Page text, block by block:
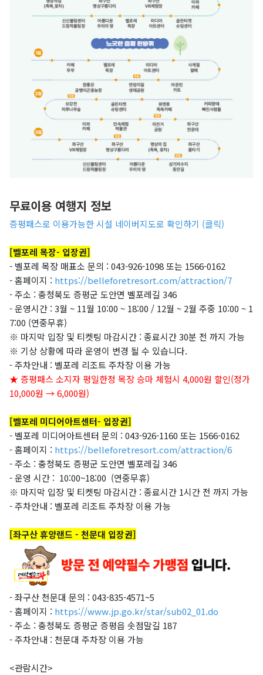
무료이용 여행지 정보
증평패스로 이용가능한 시설 네이버지도로 확인하기 (클릭)
[벨포레 목장- 입장권]
- 벨포레 목장 매표소 문의 : 043-926-1098 또는 1566-0162
- 홈페이지 : https://belleforetresort.com/attraction/7
- 주소 : 충청북도 증평군 도안면 벨포레길 346
- 운영시간 : 3월 ~ 11월 10:00 ~ 18:00 / 12월 ~ 2월 주중 10:00 ~ 1
7:00 (연중무휴)
※ 마지막 입장 및 티켓팅 마감시간 : 종료시간 30분 전 까지 가능
※ 기상 상황에 따라 운영이 변경 될 수 있습니다.
- 주차안내 : 벨포레 리조트 주차장 이용 가능
★ 증평패스 소지자 평일한정 목장 승마 체험시 4,000원 할인(정가
10,000원 → 6,000원)
[벨포레 미디어아트센터- 입장권]
- 벨포레 미디어아트센터 문의 : 043-926-1160 또는 1566-0162
- 홈페이지 : https://belleforetresort.com/attraction/6
- 주소 : 충청북도 증평군 도안면 벨포레길 346
- 운영 시간 : 10:00~18:00 (연중무휴)
※ 마지막 입장 및 티켓팅 마감시간 : 종료시간 1시간 전 까지 가능
- 주차안내 : 벨포레 리조트 주차장 이용 가능
[좌구산 휴양랜드 - 천문대 입장권]
- 좌구산 천문대 문의 : 043-835-4571~5
- 홈페이지 : https://www.jp.go.kr/star/sub02_01.do
- 주소 : 충청북도 증평군 증평읍 솟점말길 187
- 주차안내 : 천문대 주차장 이용 가능
<관람시간>